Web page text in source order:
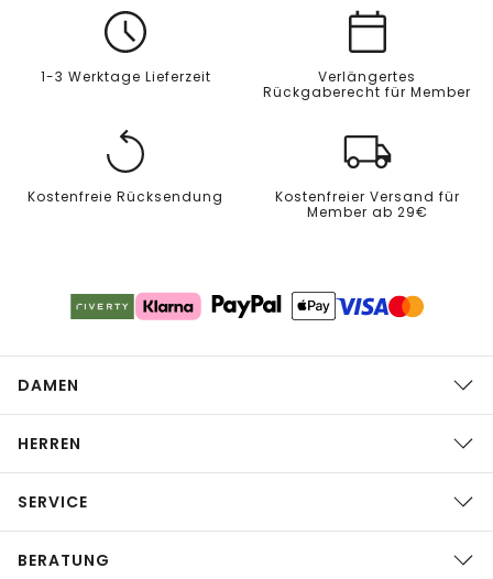
1-3 Werktage Lieferzeit
Verlängertes
Rückgaberecht für Member
Kostenfreie Rücksendung
Kostenfreier Versand für
Member ab 29€
DAMEN
HERREN
SERVICE
BERATUNG